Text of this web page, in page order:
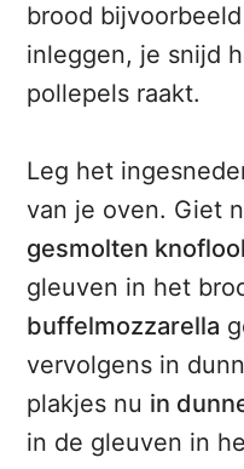
brood bijvoorbeeld
inleggen, je snijd
pollepels raakt.
Leg het
van je oven. Giet
gesmolten
gleuven in het
buffelmozzarella
vervolgens in
plakjes nu in
in de gleuven in